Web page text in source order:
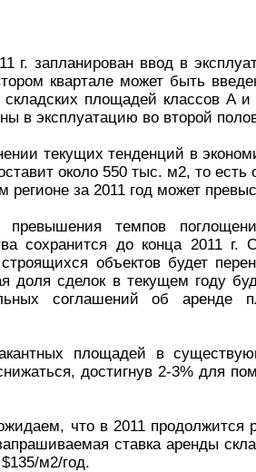
г. запланирован ввод в
квартале может быть
площадей классов А
в эксплуатацию во второй
текущих тенденций в
около 550 тыс. м2, то
регионе за 2011 год может
превышения темпов
сохранится до конца 2011
объектов будет
доля сделок в текущем году
соглашений об аренде
площадей в
достигнув 2-3% для
что в 2011 продолжится
ставка аренды
м2/год.